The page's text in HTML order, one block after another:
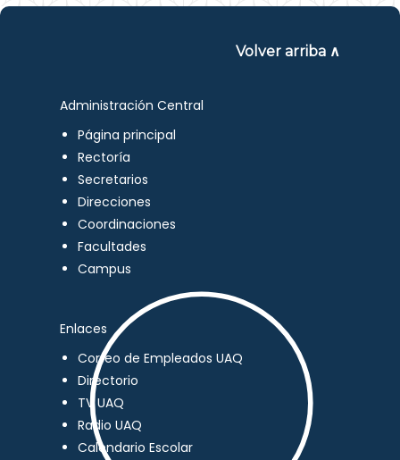
Volver arriba ∧
Administración Central
Página principal
Rectoría
Secretarios
Direcciones
Coordinaciones
Facultades
Campus
Enlaces
Correo de Empleados UAQ
Directorio
TV UAQ
Radio UAQ
Calendario Escolar